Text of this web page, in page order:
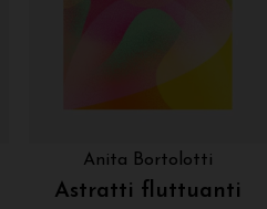
Anita Bortolotti
Astratti fluttuanti